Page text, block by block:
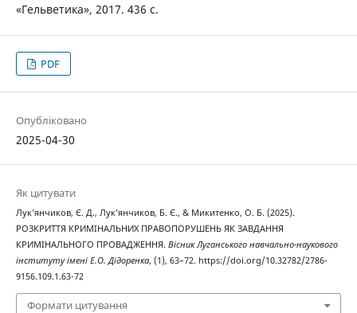
«Гельветика», 2017. 436 с.
PDF
Опубліковано
2025-04-30
Як цитувати
Лук’янчиков, Є. Д., Лук’янчиков, Б. Є., & Микитенко, О. Б. (2025).
РОЗКРИТТЯ КРИМІНАЛЬНИХ ПРАВОПОРУШЕНЬ ЯК ЗАВДАННЯ
КРИМІНАЛЬНОГО ПРОВАДЖЕННЯ. Вісник Луганського навчально-наукового
інституту імені Е.О. Дідоренка, (1), 63–72. https://doi.org/10.32782/2786-
9156.109.1.63-72
Формати цитування